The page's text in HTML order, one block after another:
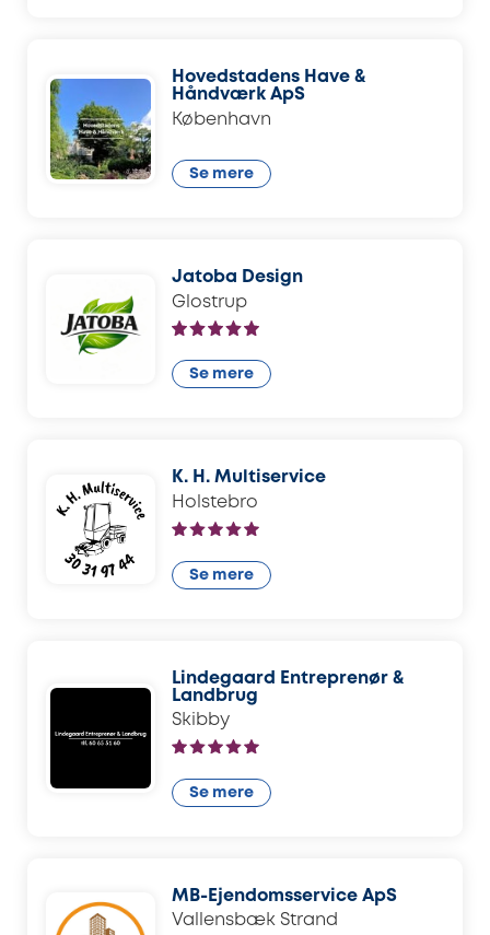
Hovedstadens Have &
Håndværk ApS
København
Se mere
Jatoba Design
Glostrup
Se mere
K. H. Multiservice
Holstebro
Se mere
Lindegaard Entreprenør &
Landbrug
Skibby
Se mere
MB-Ejendomsservice ApS
Vallensbæk Strand